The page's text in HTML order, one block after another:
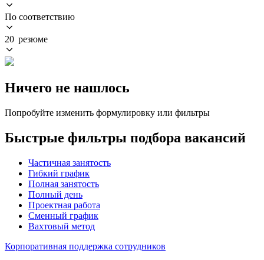
По соответствию
20 резюме
Ничего не нашлось
Попробуйте изменить формулировку или фильтры
Быстрые фильтры подбора вакансий
Частичная занятость
Гибкий график
Полная занятость
Полный день
Проектная работа
Сменный график
Вахтовый метод
Корпоративная поддержка сотрудников